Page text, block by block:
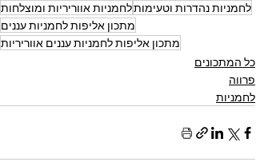
לחמניות נהדרות וטעימותלחמניות אווריריות ומוצלחות
מתכון אליפות לחמניות עננים
מתכון אליפות לחמניות עננים אווריריות
כל המתכונים
פרווה
לחמניות